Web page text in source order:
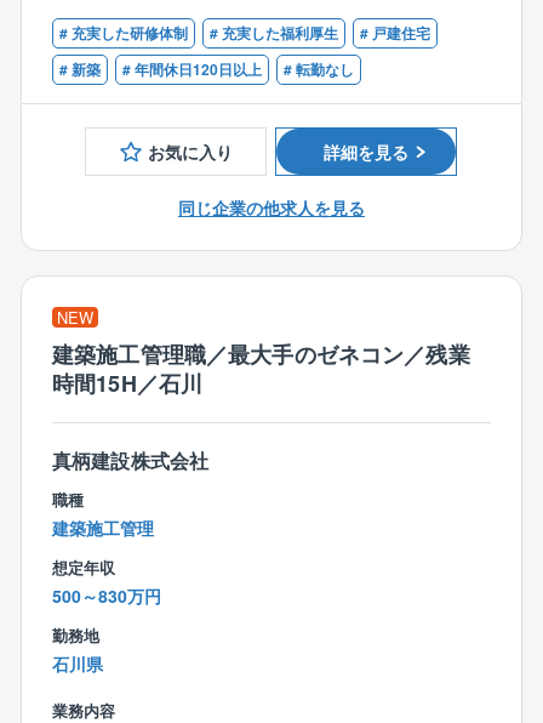
挑戦できる環境が整っている同社で理想のキャリアを
実現しましょう！
チーム組織構成
女性社員をメインに20代～40代までの社員が活躍中。
チームには個性豊かなメンバーが揃っており、あなた
自身の強みや特技を存分に発揮できる環境です！
＼教育体制について／
研修を実施。
少しずつ一人での検査業務をお任せしていき、独り立
ち後も先輩や上司がしっかりフォローするので、安心
【ポイント】
◆依頼主は地域に住むファミリー層や、建て替え希望
のシニア層など
◆各現場への確認・訪問回数は1日2～3件
◆訪問先は車で1時間圏内
◆並行して進める案件は6件程度
◆注文住宅と規格住宅の割合は7：3
【働きやすい環境】
◆”残業はしない”方針
業務システムアプリの導入により、いつでもどこで
も施工状況を確認。
また、着工前の打合せは営業と分業しているため残
業削減に。
◆インセンティブで頑張りを還元
賞与やインセンティブがモチベーションに！
頑張りをきちんと評価する体制があります◎
【歓迎条件】
・1級建築施工管理をお持ちの方
# 充実した研修体制 # 充実した福利厚生
# 戸建住宅
# 新築
# 年間休日120日以上 # 転勤なし
お気に入り 詳細を見る
同じ企業の他求人を見る
NEW
建築施工管理職／最大手のゼネコン／残業
時間15H／石川
真柄建設株式会社
職種
建築施工管理
想定年収
500～830万円
勤務地
石川県
業務内容